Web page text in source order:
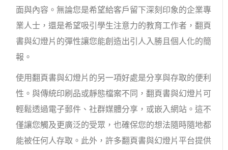
面與內容。無論您是希望給客戶留下深刻印象的企業專
業人士，還是希望吸引學生注意力的教育工作者，翻頁
書與幻燈片的彈性讓您能創造出引人入勝且個人化的簡
報。
使用翻頁書與幻燈片的另一項好處是分享與存取的便利
性。與傳統印刷品或靜態檔案不同，翻頁書與幻燈片可
輕鬆透過電子郵件、社群媒體分享，或嵌入網站。這不
僅讓您觸及更廣泛的受眾，也確保您的想法隨時隨地都
能被任何人存取。此外，許多翻頁書與幻燈片平台提供